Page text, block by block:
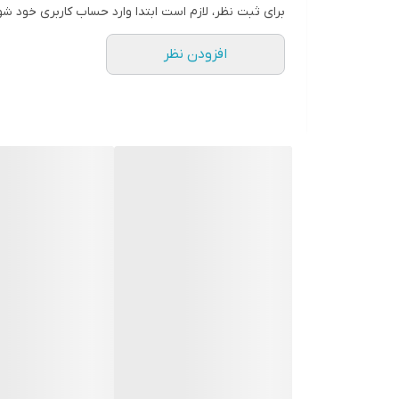
برای ثبت نظر، لازم است ابتدا وارد حساب کاربری خود
افزودن نظر